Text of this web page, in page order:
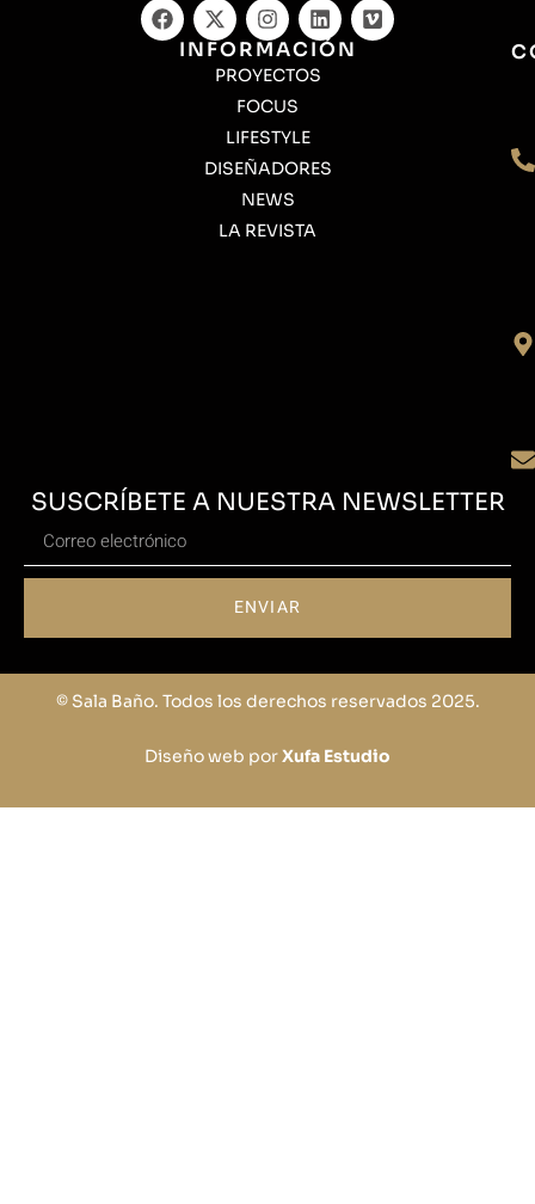
INFORMACIÓN
PROYECTOS
FOCUS
LIFESTYLE
DISEÑADORES
NEWS
LA REVISTA
SUSCRÍBETE A NUESTRA NEWSLETTER
ENVIAR
© Sala Baño. Todos los derechos reservados 2025.
Diseño web porXufa Estudio